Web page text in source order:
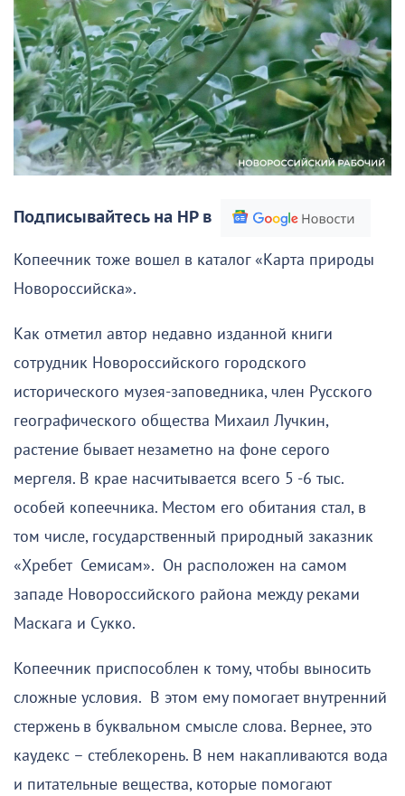
Подписывайтесь на НР в
Копеечник тоже вошел в каталог «Карта природы
Новороссийска».
Как отметил автор недавно изданной книги
сотрудник Новороссийского городского
исторического музея-заповедника, член Русского
географического общества Михаил Лучкин,
растение бывает незаметно на фоне серого
мергеля. В крае насчитывается всего 5 -6 тыс.
особей копеечника. Местом его обитания стал, в
том числе, государственный природный заказник
«Хребет Семисам». Он расположен на самом
западе Новороссийского района между реками
Маскага и Сукко.
Копеечник приспособлен к тому, чтобы выносить
сложные условия. В этом ему помогает внутренний
стержень в буквальном смысле слова. Вернее, это
каудекс – стеблекорень. В нем накапливаются вода
и питательные вещества, которые помогают